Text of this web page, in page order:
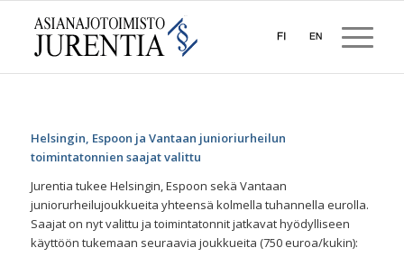
Helsingin, Espoon ja Vantaan junioriurheilun
toimintatonnien saajat valittu
Jurentia tukee Helsingin, Espoon sekä Vantaan
juniorurheilujoukkueita yhteensä kolmella tuhannella eurolla.
Saajat on nyt valittu ja toimintatonnit jatkavat hyödylliseen
käyttöön tukemaan seuraavia joukkueita (750 euroa/kukin):